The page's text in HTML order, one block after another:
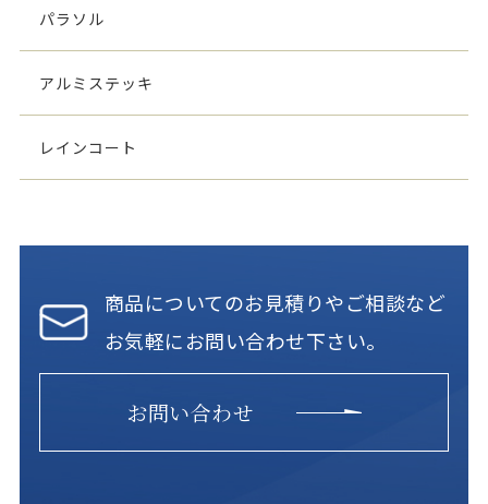
パラソル
アルミステッキ
レインコート
商品についてのお見積りやご相談など
お気軽にお問い合わせ下さい。
お問い合わせ